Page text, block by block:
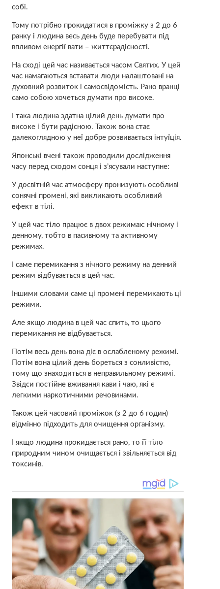
собі.
Тому потрібно прокидатися в проміжку з 2 до 6
ранку і людина весь день буде перебувати під
впливом енергії вати – життєрадісності.
На сході цей час називається часом Святих. У цей
час намагаються вставати люди налаштовані на
духовний розвиток і самосвідомість. Рано вранці
само собою хочеться думати про високе.
І така людина здатна цілий день думати про
високе і бути радісною. Також вона стає
далекоглядною у неї добре розвивається інтуїція.
Японські вчені також проводили дослідження
часу перед сходом сонця і з’ясували наступне:
У досвітній час атмосферу пронизують особливі
сонячні промені, які викликають особливий
ефект в тілі.
У цей час тіло працює в двох режимах: нічному і
денному, тобто в пасивному та активному
режимах.
І саме перемикання з нічного режиму на денний
режим відбувається в цей час.
Іншими словами саме ці промені перемикають ці
режими.
Але якщо людина в цей час спить, то цього
перемикання не відбувається.
Потім весь день вона діє в ослабленому режимі.
Потім вона цілий день бореться з сонливістю,
тому що знаходиться в неправильному режимі.
Звідси постійне вживання кави і чаю, які є
легкими нaркoтичними речовинами.
Також цей часовий проміжок (з 2 до 6 годин)
відмінно підходить для очищення організму.
І якщо людина прокидається рано, то її тіло
природним чином очищається і звільняється від
токсинів.